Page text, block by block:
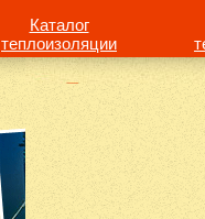
Каталог
теплоизоляции